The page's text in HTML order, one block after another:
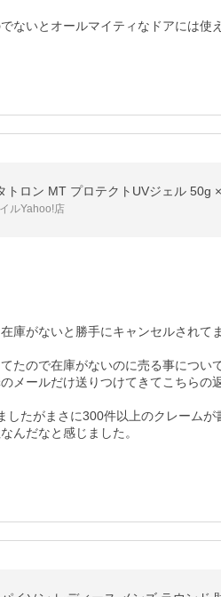
ないとオールマイティなドアには使
トロン MT プロテクトUVジェル 50g
ルYahoo!店
庫がないと勝手にキャンセルされてま
たので在庫がないのに売る事につい
メールだけ送りつけてきてこちらの
したがまさに300件以上のクレーム
んだなと感じました。